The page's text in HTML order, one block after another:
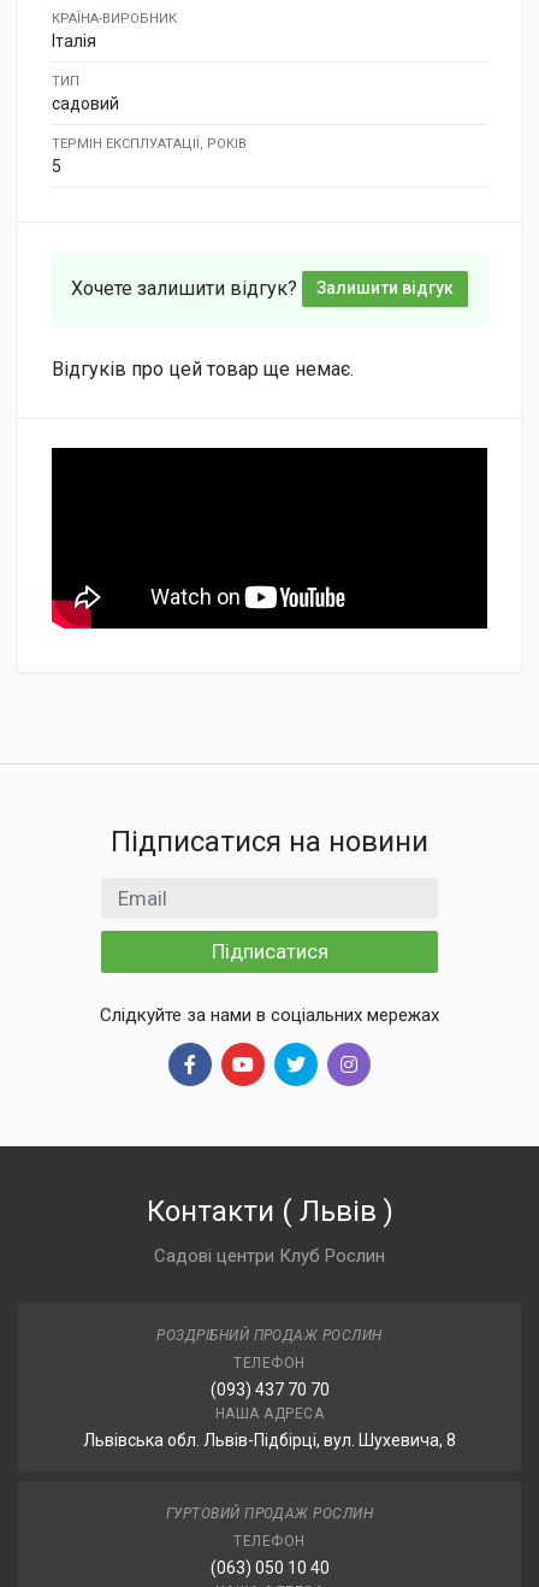
КРАЇНА-ВИРОБНИК
Італія
ТИП
садовий
ТЕРМІН ЕКСПЛУАТАЦІЇ, РОКІВ
5
Хочете залишити відгук? Залишити відгук
Відгуків про цей товар ще немає.
Підписатися на новини
Email
Підписатися
Слідкуйте за нами в соціальних мережах
Контакти ( Львів )
Садові центри Клуб Рослин
РОЗДРІБНИЙ ПРОДАЖ РОСЛИН
ТЕЛЕФОН
(093) 437 70 70
НАША АДРЕСА
Львівська обл. Львів-Підбірці, вул. Шухевича, 8
ГУРТОВИЙ ПРОДАЖ РОСЛИН
ТЕЛЕФОН
(063) 050 10 40